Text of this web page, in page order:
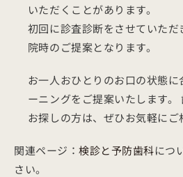
いただくことがあります。
初回に診査診断をさせていた
院時のご提案となります。
お一人おひとりのお口の状態に
ーニングをご提案いたします。
お探しの方は、ぜひお気軽にご
関連ページ：検診と予防歯科につ
さい。